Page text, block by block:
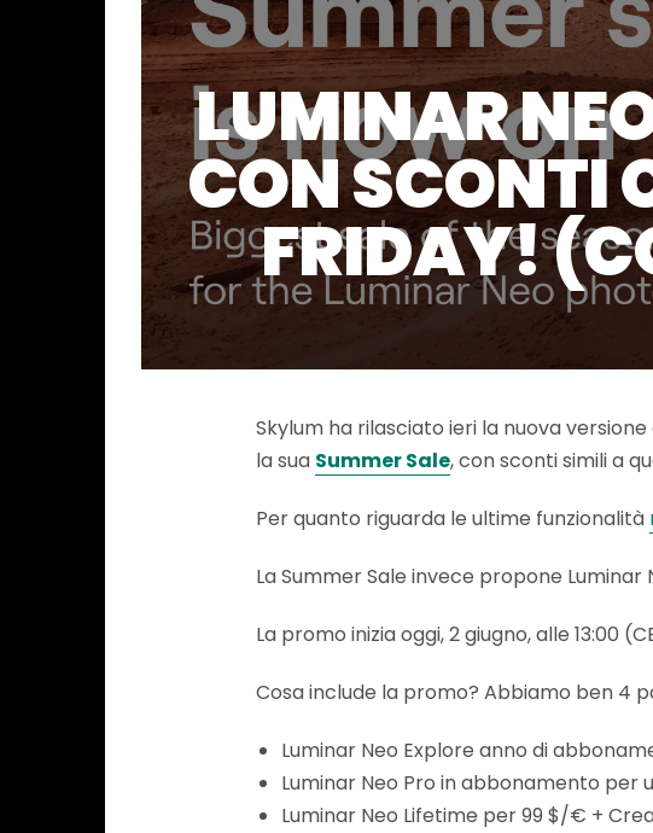
LUMINAR
CON SCONTI
FRIDAY!
Skylum ha rilasciato ieri la nuova versione
la sua Summer Sale, con sconti simili a
Per quanto riguarda le ultime funzionalità
La Summer Sale invece propone
La promo inizia oggi, 2 giugno, alle 13:00
Cosa include la promo? Abbiamo ben 4
Luminar Neo Explore anno di
Luminar Neo Pro in abbonamento per
Luminar Neo Lifetime per 99 $/€ +